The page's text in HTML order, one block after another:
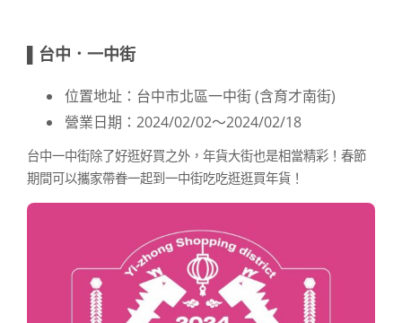
▌台中．一中街
位置地址：台中市北區一中街 (含育才南街)
營業日期：2024/02/02～2024/02/18
台中一中街除了好逛好買之外，年貨大街也是相當精彩！春節
期間可以攜家帶眷一起到一中街吃吃逛逛買年貨！